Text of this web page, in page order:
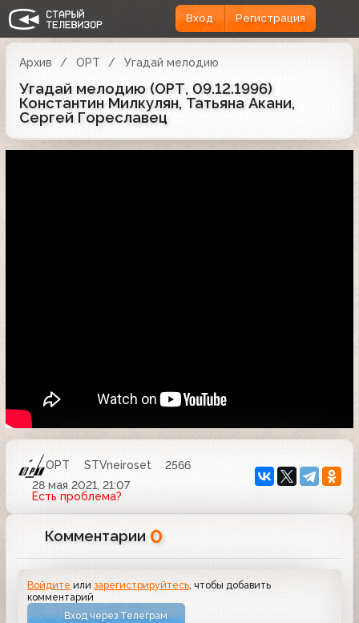
Вход Регистрация
Архив ОРТ Угадай мелодию
Угадай мелодию (ОРТ, 09.12.1996)
Константин Милкулян, Татьяна Акани,
Сергей Гореславец
ОРТ STVneiroset
2566
28 мая 2021, 21:07
Есть проблема?
Комментарии 0
Войдите илизарегистрируйтесь , чтобы добавить
комментарий
Вход через Телеграм